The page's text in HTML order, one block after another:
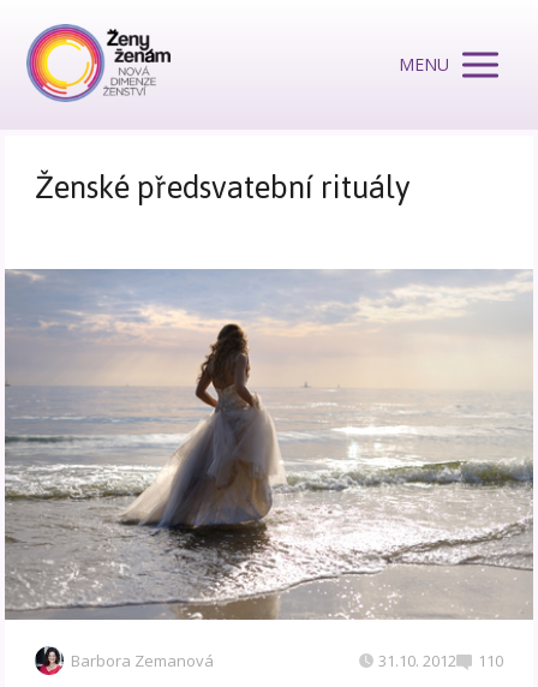
MENU
Ženské předsvatební rituály
Barbora Zemanová 31.10. 2012 110